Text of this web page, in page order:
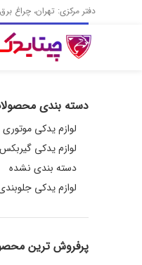
دفتر مرکزی: تهران، چراغ برق،
دسته بندی
لوازم یدکی موتوری
لوازم یدکی گیربکس
دسته بندی نشده
لوازم یدکی
پرفروش ترین